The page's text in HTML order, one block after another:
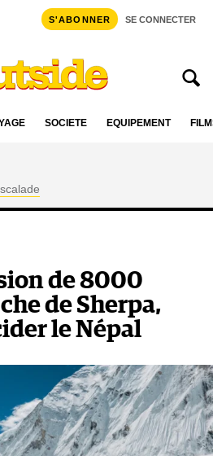
S'ABONNER SE CONNECTER
SOCIÉTÉ ÉQUIPEMENT
de 8000
de Sherpa,
le Népal